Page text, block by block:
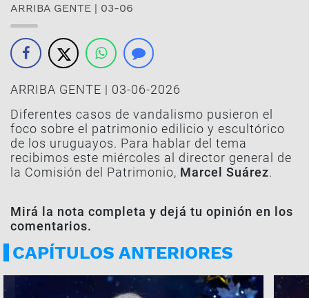
ARRIBA GENTE | 03-06
ARRIBA GENTE | 03-06-2026
Diferentes casos de vandalismo pusieron el
foco sobre el patrimonio edilicio y escultórico
de los uruguayos. Para hablar del tema
recibimos este miércoles al director general de
la Comisión del Patrimonio, Marcel Suárez.
Mirá la nota completa y dejá tu opinión en los
comentarios.
CAPÍTULOS ANTERIORES